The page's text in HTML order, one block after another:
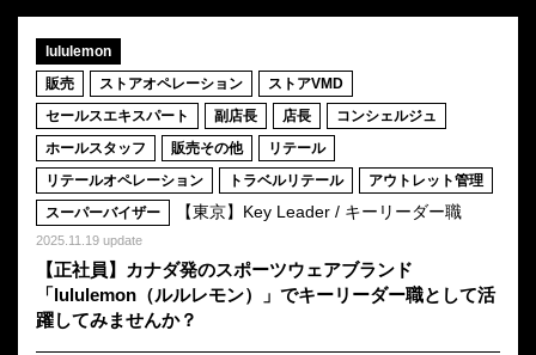
lululemon
販売
ストアオペレーション
ストアVMD
セールスエキスパート
副店長 店長
コンシェルジュ
ホールスタッフ
販売その他
リテール
リテールオペレーション
トラベルリテール
アウトレット管理
スーパーバイザー
【東京】Key Leader / キーリーダー職
2025.11.19 update
【正社員】カナダ発のスポーツウェアブランド
「lululemon（ルルレモン）」でキーリーダー職として活
躍してみませんか？